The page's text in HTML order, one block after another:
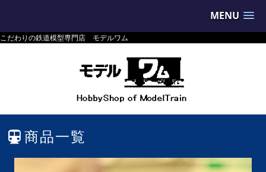
MENU
こだわりの鉄道模型専門店 モデルワム
商品一覧